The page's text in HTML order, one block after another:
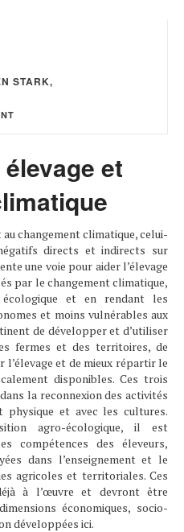
STARK,
et
changement climatique, celui-
directs et indirects sur
une voie pour aider l’élevage
par le changement climatique,
et en rendant les
et moins vulnérables aux
de développer et d’utiliser
fermes et des territoires, de
et de mieux répartir le
disponibles. Ces trois
la reconnexion des activités
physique et avec les cultures.
agro-écologique, il est
compétences des éleveurs,
dans l’enseignement et le
agricoles et territoriales. Ces
à l’œuvre et devront être
économiques, socio-
développées ici.